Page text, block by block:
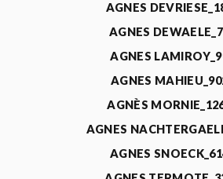
AGNES
AGNES
AGNES
AGNES
AGNÈS
AGNES
AGNES